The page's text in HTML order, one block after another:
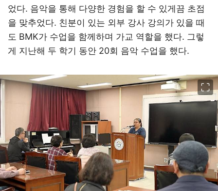
었다. 음악을 통해 다양한 경험을 할 수 있게끔 초점
을 맞추었다. 친분이 있는 외부 강사 강의가 있을 때
도 BMK가 수업을 함께하며 가교 역할을 했다. 그렇
게 지난해 두 학기 동안 20회 음악 수업을 했다.